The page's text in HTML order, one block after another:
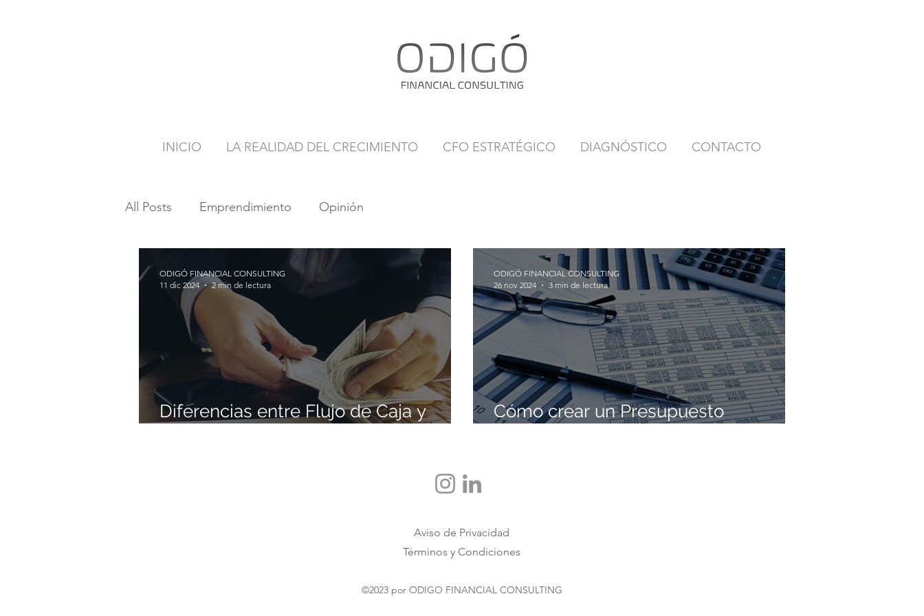
INICIO LA REALIDAD DEL CRECIMIENTO CFO ESTRATÉGICO DIAGNÓSTICO CONTACTO
All Posts Emprendimiento Opinión
Diferencias entre Flujo de Caja y
ODIGÓ FINANCIAL CONSULTING
11 dic 2024
2 min de lectura
Cómo crear un Presupuesto
ODIGÓ FINANCIAL CONSULTING
26 nov 2024
3 min de lectura
Aviso de Privacidad
Términos y Condiciones
©2023 por ODIGO FINANCIAL CONSULTING